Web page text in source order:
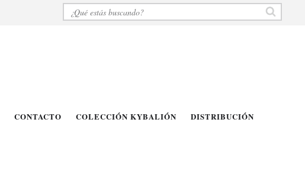
CONTACTO COLECCIÓN KYBALIÓN DISTRIBUCIÓN